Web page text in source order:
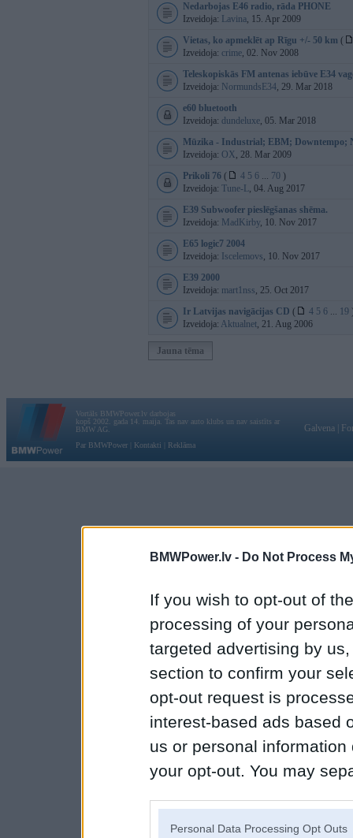
BMWPower.lv - Do Not Process
If you wish to opt-out of
processing of your
targeted advertising by
section to confirm your
opt-out request is
interest-based ads based
us or personal
your opt-out. You may
Personal Data Processing Opt Outs
Nedarbojas E46 radio, rāda PHONE
Izveidoja: Lavina, 15. Apr 2009
Vietas, ko apmeklēt ap Rīgu +/- 50 km (
Izveidoja: crime, 02. Nov 2008
Teleskopiskās FM antenas iebūve E34
Izveidoja: NormundsE34, 29. Mar 2018
e60 bluetooth
Izveidoja: dundeluxe, 05. Mar 2018
Mūzika - Industrial; EBM; Downtempo;
Izveidoja: OX, 28. Mar 2009
Prikoli 76 ( 4 5 6 ... 70 )
Izveidoja: Tune-L, 04. Aug 2017
E39 Subwoofer pieslēgšanas shēma.
Izveidoja: MadKirby, 10. Nov 2017
E65 logic7 2004
Izveidoja:
Iscelemovs, 10. Nov 2017
E39 2000
Izveidoja: mart1nss, 25. Oct 2017
Ir Latvijas navigācijas CD ( 4 5 6 ... 19
Izveidoja: Aktualnet, 21. Aug 2006
Jauna tēma
Vortāls BMWPower.lv darbojas
kopš 2002. gada 14. maija. Tas nav auto klubs un nav saistīts ar
BMW AG.
Par BMWPower
Kontakti Reklāma
Galvena